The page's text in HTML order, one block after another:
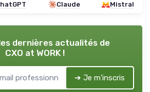
Claude Mistral
dernières actualités de
CXO at WORK !
➔ Je m'inscris